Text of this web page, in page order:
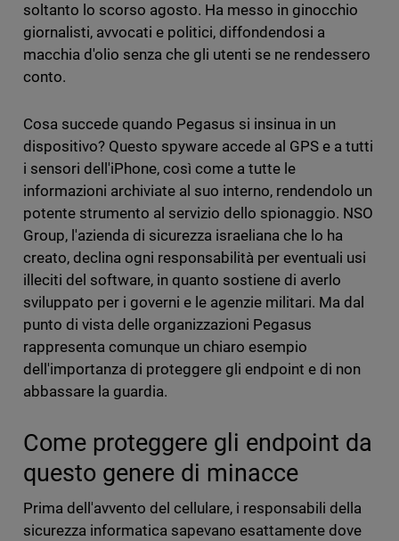
soltanto lo scorso agosto. Ha messo in ginocchio
giornalisti, avvocati e politici, diffondendosi a
macchia d'olio senza che gli utenti se ne rendessero
conto.
Cosa succede quando Pegasus si insinua in un
dispositivo? Questo spyware accede al GPS e a tutti
i sensori dell'iPhone, così come a tutte le
informazioni archiviate al suo interno, rendendolo un
potente strumento al servizio dello spionaggio. NSO
Group, l'azienda di sicurezza israeliana che lo ha
creato, declina ogni responsabilità per eventuali usi
illeciti del software, in quanto sostiene di averlo
sviluppato per i governi e le agenzie militari. Ma dal
punto di vista delle organizzazioni Pegasus
rappresenta comunque un chiaro esempio
dell'importanza di proteggere gli endpoint e di non
abbassare la guardia.
Come proteggere gli endpoint da
questo genere di minacce
Prima dell'avvento del cellulare, i responsabili della
sicurezza informatica sapevano esattamente dove